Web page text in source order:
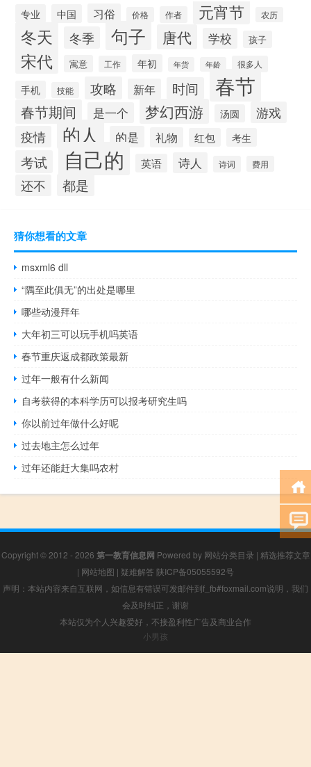
专业 中国 习俗 价格 作者 元宵节 农历
冬天 冬季 句子 唐代 学校 孩子
宋代 寓意 工作 年初 年货 年龄 很多人
手机 技能 攻略 新年 时间 春节
春节期间 是一个 梦幻西游 汤圆
游戏
疫情
的人 的是 礼物 红包 考生
考试 自己的 英语 诗人 诗词 费用
还不 都是
猜你想看的文章
msxml6 dll
“隅至此俱无”的出处是哪里
哪些动漫拜年
大年初三可以玩手机吗英语
春节重庆返成都政策最新
过年一般有什么新闻
自考获得的本科学历可以报考研究生吗
你以前过年做什么好呢
过去地主怎么过年
过年还能赶大集吗农村
Copyright © 2012 - 2026 第一教育信息网 Powered by 网站分类目录 | 精选推荐文章
| 网站地图 | 疑难解答 陕ICP备05055592号
声明：本站内容来自互联网，如信息有错误可发邮件到f_fb#foxmail.com说明，我们
会及时纠正，谢谢
本站仅为个人兴趣爱好，不接盈利性广告及商业合作
小男孩